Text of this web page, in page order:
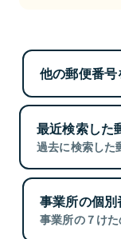
他の郵便番
最近検索した
過去に検索した
事業所の個
事業所の７けた